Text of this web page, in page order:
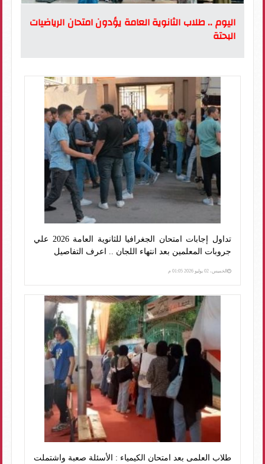
اليوم .. طلاب الثانوية العامة يؤدون امتحان الرياضيات
البحتة
تداول إجابات امتحان الجغرافيا للثانوية العامة 2026 علي
جروبات المعلمين بعد انتهاء اللجان .. اعرف التفاصيل
الخميس، 02 يوليو 2026 01:05 م
طلاب العلمى بعد امتحان الكيمياء : الأسئلة صعبة واشتملت